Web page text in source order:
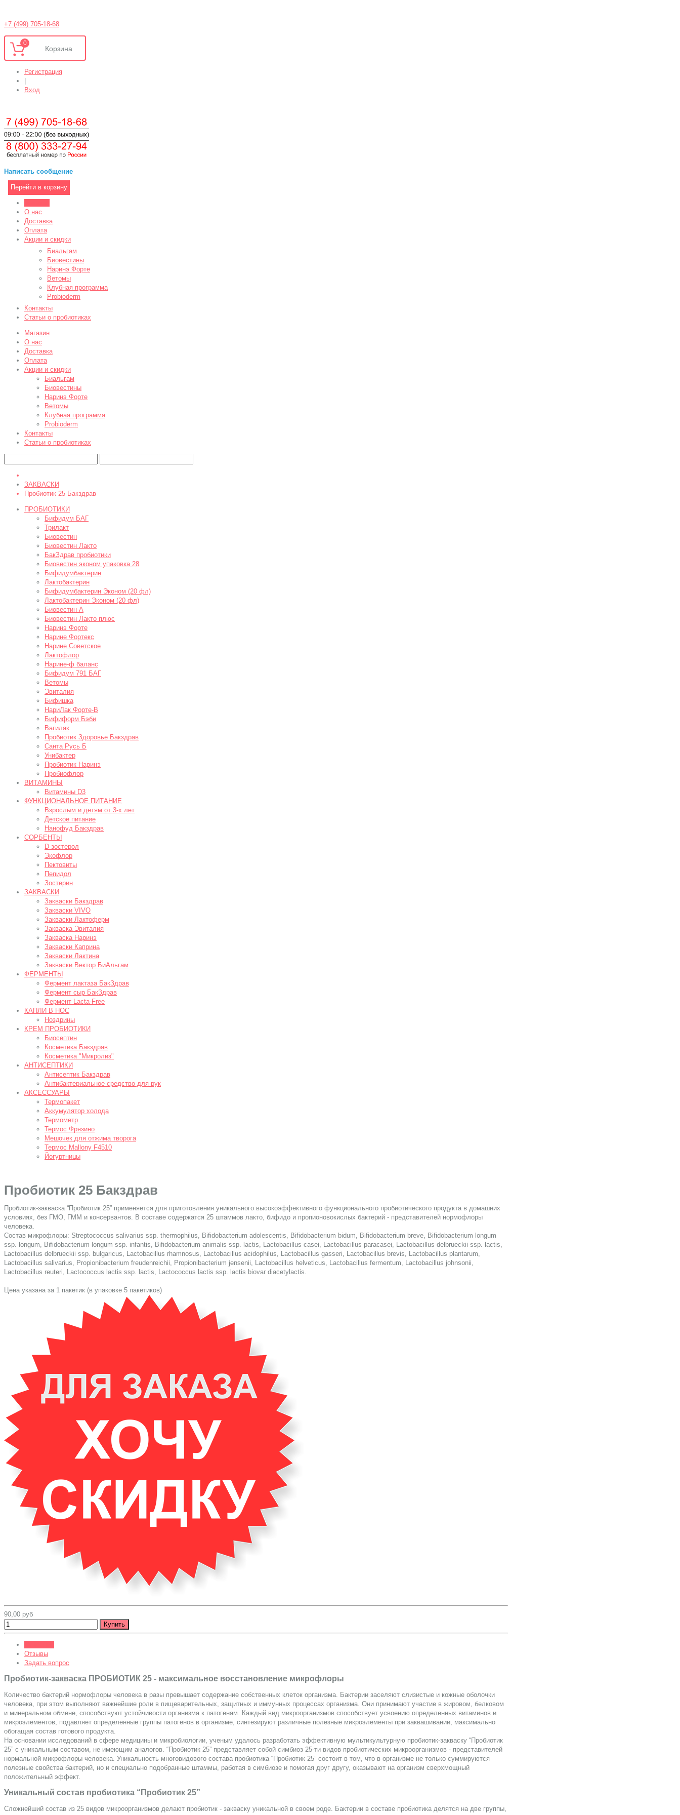
+7 (499) 705-18-68
0
Регистрация
Вход
Написать сообщение
Перейти в корзину
О нас
Доставка
Оплата
Акции и скидки
Биальгам
Биовестины
Наринэ Форте
Ветомы
Клубная программа
Probioderm
Контакты
Статьи о пробиотиках
Магазин
О нас
Доставка
Оплата
Акции и скидки
Биальгам
Биовестины
Наринэ Форте
Ветомы
Клубная программа
Probioderm
Контакты
Статьи о пробиотиках
ЗАКВАСКИ
Пробиотик 25 Бакздрав
ПРОБИОТИКИ
Бифидум БАГ
Трилакт
Биовестин
Биовестин Лакто
БакЗдрав пробиотики
Биовестин эконом упаковка 28
Бифидумбактерин
Лактобактерин
Бифидумбактерин Эконом (20 фл)
Лактобактерин Эконом (20 фл)
Биовестин-A
Биовестин Лакто плюс
Наринэ Форте
Нарине Фортекс
Нарине Советское
Лактофлор
Нарине-ф баланс
Бифидум 791 БАГ
Ветомы
Эвиталия
Бифишка
НариЛак Форте-В
Бифиформ Бэби
Вагилак
Пробиотик Здоровье Бакздрав
Санта Русь Б
Унибактер
Пробиотик Наринэ
Пробиофлор
ВИТАМИНЫ
Витамины D3
ФУНКЦИОНАЛЬНОЕ ПИТАНИЕ
Взрослым и детям от 3-х лет
Детское питание
Нанофуд Бакздрав
СОРБЕНТЫ
D-зостерол
Экофлор
Пектовиты
Пепидол
Зостерин
ЗАКВАСКИ
Закваски Бакздрав
Закваски VIVO
Закваски Лактоферм
Закваска Эвиталия
Закваска Наринэ
Закваски Каприна
Закваски Лактина
Закваски Вектор БиАльгам
ФЕРМЕНТЫ
Фермент лактаза БакЗдрав
Фермент сыр БакЗдрав
Фермент Lacta-Free
КАПЛИ В НОС
Ноздрины
КРЕМ ПРОБИОТИКИ
Биосептин
Косметика Бакздрав
Косметика "Микролиз"
АНТИСЕПТИКИ
Антисептик Бакздрав
Антибактериальное средство для рук
АКСЕССУАРЫ
Термопакет
Аккумулятор холода
Термометр
Термос Фрязино
Мешочек для отжима творога
Термос Mallony F4510
Йогуртницы
Пробиотик 25 Бакздрав
Пробиотик-закваска “Пробиотик 25” применяется для приготовления уникального высокоэффективного функционального пробиотического продукта в домашних
условиях, без ГМО, ГММ и консервантов. В составе содержатся 25 штаммов лакто, бифидо и пропионовокислых бактерий - представителей нормофлоры
человека.
Состав микрофлоры: Streptococcus salivarius ssp. thermophilus, Bifidobacterium adolesсentis, Bifidobacterium bidum, Bifidobacterium breve, Bifidobacterium longum
ssp. longum, Bifidobacterium longum ssp. infantis, Bifidobacterium animalis ssp. lactis, Lactobacillus casei, Lactobacillus paracasei, Lactobacillus delbrueckii ssp. lactis,
Lactobacillus delbrueckii ssp. bulgaricus, Lactobacillus rhamnosus, Lactobacillus acidophilus, Lactobacillus gasseri, Lactobacillus brevis, Lactobacillus plantarum,
Lactobacillus salivarius, Propionibacterium freudenreichii, Propionibacterium jensenii, Lactobacillus helveticus, Lactobacillus fermentum, Lactobacillus johnsonii,
Lactobacillus reuteri, Lactococcus lactis ssp. lactis, Lactococcus lactis ssp. lactis biovar diacetylactis.
Цена указана за 1 пакетик (в упаковке 5 пакетиков)
90,00 руб
Отзывы
Задать вопрос
Пробиотик-закваска ПРОБИОТИК 25 - максимальное восстановление микрофлоры
Количество бактерий нормофлоры человека в разы превышает содержание собственных клеток организма. Бактерии заселяют слизистые и кожные оболочки
человека, при этом выполняют важнейшие роли в пищеварительных, защитных и иммунных процессах организма. Они принимают участие в жировом, белковом
и минеральном обмене, способствуют устойчивости организма к патогенам. Каждый вид микроорганизмов способствует усвоению определенных витаминов и
микроэлементов, подавляет определенные группы патогенов в организме, синтезируют различные полезные микроэлементы при заквашивании, максимально
обогащая состав готового продукта.
На основании исследований в сфере медицины и микробиологии, ученым удалось разработать эффективную мультикультурную пробиотик-закваску “Пробиотик
25” с уникальным составом, не имеющим аналогов. “Пробиотик 25” представляет собой симбиоз 25-ти видов пробиотических микроорганизмов - представителей
нормальной микрофлоры человека. Уникальность многовидового состава пробиотика “Пробиотик 25” состоит в том, что в организме не только суммируются
полезные свойства бактерий, но и специально подобранные штаммы, работая в симбиозе и помогая друг другу, оказывают на организм сверхмощный
положительный эффект.
Уникальный состав пробиотика “Пробиотик 25”
Сложнейший состав из 25 видов микроорганизмов делают пробиотик - закваску уникальной в своем роде. Бактерии в составе пробиотика делятся на две группы,